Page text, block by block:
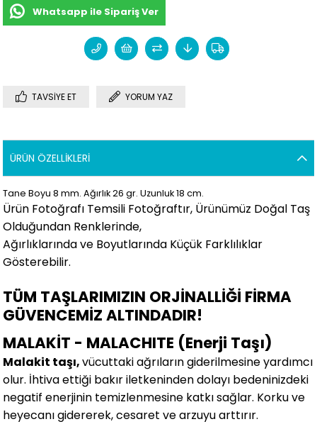
Whatsapp ile Sipariş Ver
TAVSIYE ET YORUM YAZ
ÜRÜN ÖZELLIKLERI
Tane Boyu 8 mm. Ağırlık 26 gr. Uzunluk 18 cm.
Ürün Fotoğrafı Temsili Fotoğraftır, Ürünümüz Doğal Taş
Olduğundan Renklerinde,
Ağırlıklarında ve Boyutlarında Küçük Farklılıklar
Gösterebilir.
TÜM TAŞLARIMIZIN ORJİNALLİĞİ FİRMA
GÜVENCEMİZ ALTINDADIR!
MALAKİT - MALACHITE (Enerji Taşı)
Malakit taşı,vücuttaki ağrıların giderilmesine yardımcı
olur. İhtiva ettiği bakır iletkeninden dolayı bedeninizdeki
negatif enerjinin temizlenmesine katkı sağlar. Korku ve
heyecanı gidererek, cesaret ve arzuyu arttırır.